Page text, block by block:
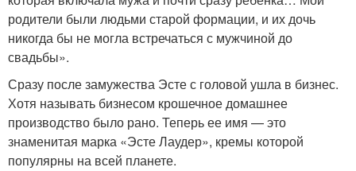
родители были людьми старой формации, и их дочь
никогда бы не могла встречаться с мужчиной до
свадьбы».
Сразу после замужества Эсте с головой ушла в бизнес.
Хотя называть бизнесом крошечное домашнее
производство было рано. Теперь ее имя — это
знаменитая марка «Эсте Лаудер», кремы которой
популярны на всей планете.